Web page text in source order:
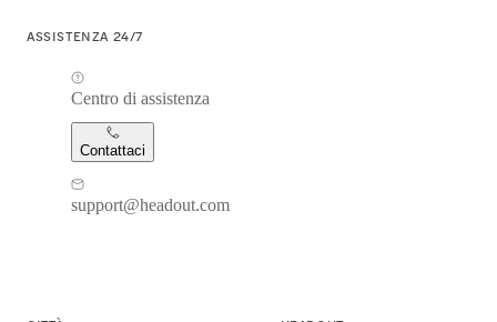
ASSISTENZA 24/7
Centro di assistenza
Contattaci
support@headout.com